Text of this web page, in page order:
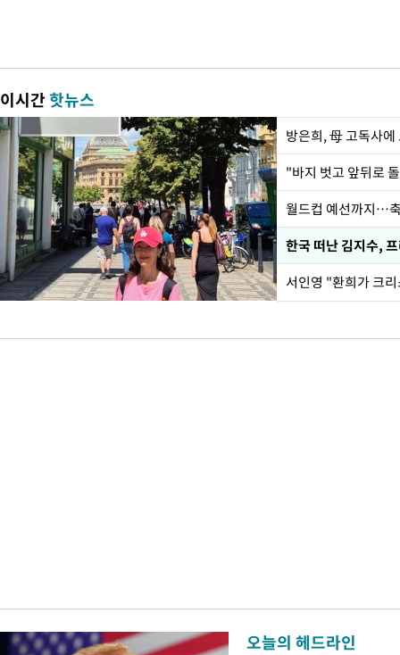
이시간핫뉴스
방은희, 母 고독사
월드컵 예선까지…
한국 떠난 김지수,
서인영 "환희가 크
오늘의 헤드라인